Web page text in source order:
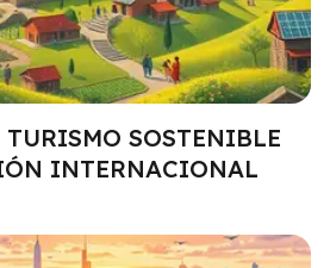
TURISMO SOSTENIBLE
INTERNACIONAL